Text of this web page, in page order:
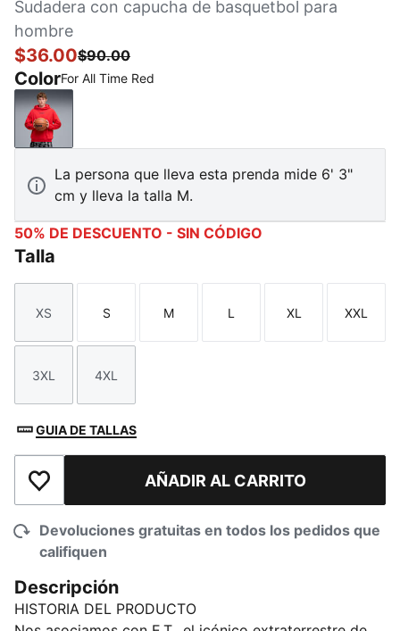
Sudadera con capucha de basquetbol para
hombre
$36.00$90.00
ColorFor All Time Red
For All Time Red
La persona que lleva esta prenda mide 6' 3"
cm y lleva la talla M.
50% DE DESCUENTO - SIN CÓDIGO
Talla
Talla
XS
Talla
S
Talla
M
Talla
L
Talla
XL
Talla
XXL
Talla
3XL
Talla
4XL
GUIA DE TALLAS
Añadir a la lista de deseosAÑADIR AL CARRITO
Devoluciones gratuitas en todos los pedidos que
califiquen
Descripción
HISTORIA DEL PRODUCTO